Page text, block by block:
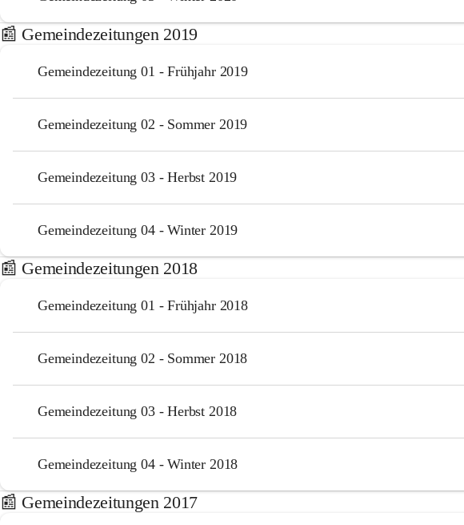
📰 Gemeindezeitungen 2019
Gemeindezeitung 01 - Frühjahr 2019
Gemeindezeitung 02 - Sommer 2019
Gemeindezeitung 03 - Herbst 2019
Gemeindezeitung 04 - Winter 2019
📰 Gemeindezeitungen 2018
Gemeindezeitung 01 - Frühjahr 2018
Gemeindezeitung 02 - Sommer 2018
Gemeindezeitung 03 - Herbst 2018
Gemeindezeitung 04 - Winter 2018
📰 Gemeindezeitungen 2017